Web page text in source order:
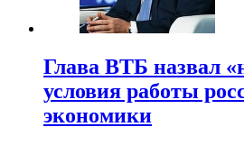
Глава ВТБ назвал
условия работы
экономики